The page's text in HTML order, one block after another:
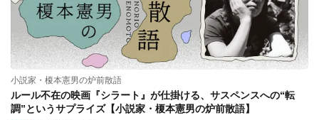
小説家・榎本憲男の炉前散語
ルール不在の映画『シラート』が仕掛ける、サスペンスへの“転
調”というサプライズ【小説家・榎本憲男の炉前散語】